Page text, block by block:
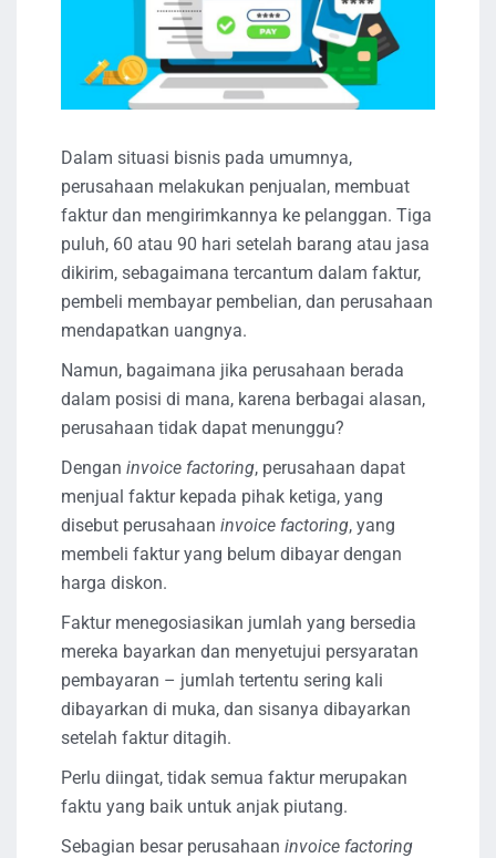
Dalam situasi bisnis pada umumnya,
perusahaan melakukan penjualan, membuat
faktur dan mengirimkannya ke pelanggan. Tiga
puluh, 60 atau 90 hari setelah barang atau jasa
dikirim, sebagaimana tercantum dalam faktur,
pembeli membayar pembelian, dan perusahaan
mendapatkan uangnya.
Namun, bagaimana jika perusahaan berada
dalam posisi di mana, karena berbagai alasan,
perusahaan tidak dapat menunggu?
Dengan invoice factoring, perusahaan dapat
menjual faktur kepada pihak ketiga, yang
disebut perusahaan invoice factoring, yang
membeli faktur yang belum dibayar dengan
harga diskon.
Faktur menegosiasikan jumlah yang bersedia
mereka bayarkan dan menyetujui persyaratan
pembayaran – jumlah tertentu sering kali
dibayarkan di muka, dan sisanya dibayarkan
setelah faktur ditagih.
Perlu diingat, tidak semua faktur merupakan
faktu yang baik untuk anjak piutang.
Sebagian besar perusahaan invoice factoring